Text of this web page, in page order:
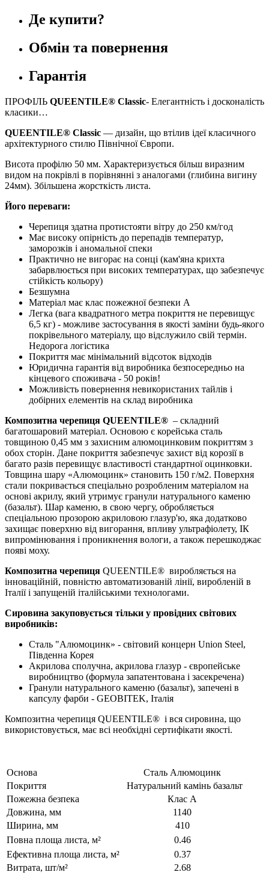
Де купити?
Обмін та повернення
Гарантія
ПРОФІЛЬ QUEENTILE® Classic- Елегантність і досконалість
класики…
QUEENTILE® Classic — дизайн, що втілив ідеї класичного
архітектурного стилю Північної Європи.
Висота профілю 50 мм. Характеризується більш виразним
видом на покрівлі в порівнянні з аналогами (глибина вигину
24мм). Збільшена жорсткість листа.
Його переваги:
Черепиця здатна протистояти вітру до 250 км/год
Має високу опірність до перепадів температур,
заморозків і аномальної спеки
Практично не вигорає на сонці (кам'яна крихта
забарвлюється при високих температурах, що забезпечує
стійкість кольору)
Безшумна
Матеріал має клас пожежної безпеки А
Легка (вага квадратного метра покриття не перевищує
6,5 кг) - можливе застосування в якості заміни будь-якого
покрівельного матеріалу, що відслужило свій термін.
Недорога логістика
Покриття має мінімальний відсоток відходів
Юридична гарантія від виробника безпосередньо на
кінцевого споживача - 50 років!
Можливість повернення невикористаних тайлів і
добірних елементів на склад виробника
Композитна черепиця QUEENTILE® – складний
багатошаровий матеріал. Основою є корейська сталь
товщиною 0,45 мм з захисним алюмоцинковим покриттям з
обох сторін. Дане покриття забезпечує захист від корозії в
багато разів перевищує властивості стандартної оцинковки.
Товщина шару «Алюмоцинк» становить 150 г/м2. Поверхня
стали покривається спеціально розробленим матеріалом на
основі акрилу, який утримує гранули натурального каменю
(базальт). Шар каменю, в свою чергу, обробляється
спеціальною прозорою акриловою глазур'ю, яка додатково
захищає поверхню від вигорання, впливу ультрафіолету, ІК
випромінювання і проникнення вологи, а також перешкоджає
появі моху.
Композитна черепиця QUEENTILE® виробляється на
інноваційній, повністю автоматизованій лінії, виробленій в
Італії і запущеній італійськими технологами.
Сировина закуповується тільки у провідних світових
виробників:
Сталь "Алюмоцинк» - світовий концерн Union Steel,
Південна Корея
Акрилова сполучна, акрилова глазур - європейське
виробництво (формула запатентована і засекречена)
Гранули натурального каменю (базальт), запечені в
капсулу фарби - GEOBITEK, Італія
Композитна черепиця QUEENTILE® і вся сировина, що
використовується, має всі необхідні сертифікати якості.
Основа
Сталь Алюмоцинк
Покриття
Натуральний камінь базальт
Пожежна безпека
Клас А
Довжина, мм
1140
Ширина, мм
410
Повна площа листа, м²
0.46
Ефективна площа листа, м²
0.37
Витрата, шт/м²
2.68